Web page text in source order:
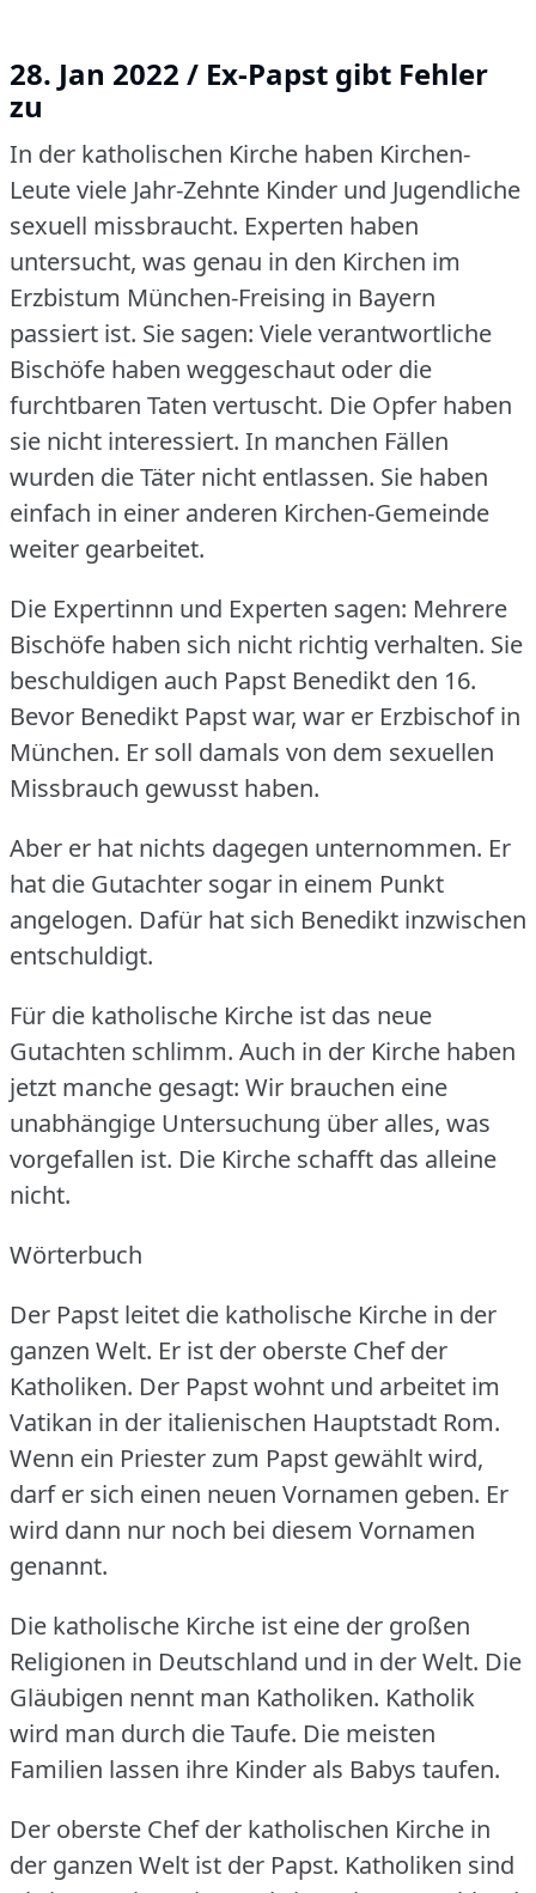
28. Jan 2022 / Ex-Papst gibt Fehler
zu
In der katholischen Kirche haben Kirchen-
Leute viele Jahr-Zehnte Kinder und Jugendliche
sexuell missbraucht. Experten haben
untersucht, was genau in den Kirchen im
Erzbistum München-Freising in Bayern
passiert ist. Sie sagen: Viele verantwortliche
Bischöfe haben weggeschaut oder die
furchtbaren Taten vertuscht. Die Opfer haben
sie nicht interessiert. In manchen Fällen
wurden die Täter nicht entlassen. Sie haben
einfach in einer anderen Kirchen-Gemeinde
weiter gearbeitet.
Die Expertinnn und Experten sagen: Mehrere
Bischöfe haben sich nicht richtig verhalten. Sie
beschuldigen auch Papst Benedikt den 16.
Bevor Benedikt Papst war, war er Erzbischof in
München. Er soll damals von dem sexuellen
Missbrauch gewusst haben.
Aber er hat nichts dagegen unternommen. Er
hat die Gutachter sogar in einem Punkt
angelogen. Dafür hat sich Benedikt inzwischen
entschuldigt.
Für die katholische Kirche ist das neue
Gutachten schlimm. Auch in der Kirche haben
jetzt manche gesagt: Wir brauchen eine
unabhängige Untersuchung über alles, was
vorgefallen ist. Die Kirche schafft das alleine
nicht.
Wörterbuch
Der Papst leitet die katholische Kirche in der
ganzen Welt. Er ist der oberste Chef der
Katholiken. Der Papst wohnt und arbeitet im
Vatikan in der italienischen Hauptstadt Rom.
Wenn ein Priester zum Papst gewählt wird,
darf er sich einen neuen Vornamen geben. Er
wird dann nur noch bei diesem Vornamen
genannt.
Die katholische Kirche ist eine der großen
Religionen in Deutschland und in der Welt. Die
Gläubigen nennt man Katholiken. Katholik
wird man durch die Taufe. Die meisten
Familien lassen ihre Kinder als Babys taufen.
Der oberste Chef der katholischen Kirche in
der ganzen Welt ist der Papst. Katholiken sind